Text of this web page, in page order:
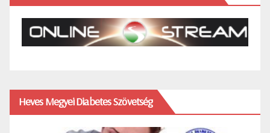
Heves Megyei Diabetes Szövetség